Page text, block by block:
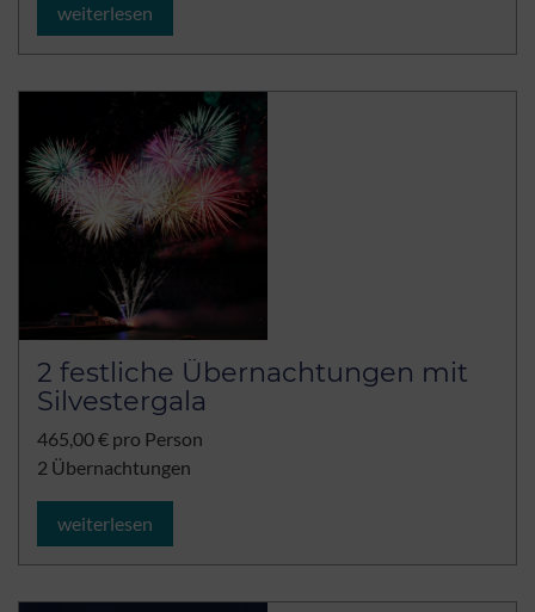
weiterlesen
2 festliche Übernachtungen mit
Silvestergala
465,00 € pro Person
2 Übernachtungen
weiterlesen